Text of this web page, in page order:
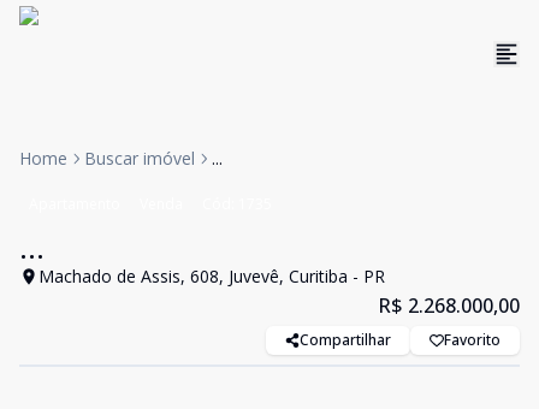
Home Buscar imóvel ...
...
Machado de Assis, 608, Juvevê, Curitiba - PR
R$ 2.268.000,00
Compartilhar Favorito